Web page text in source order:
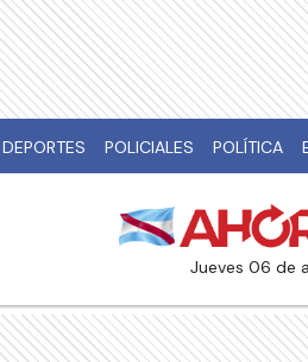
DEPORTES POLICIALES POLÍTICA
jueves 06 de